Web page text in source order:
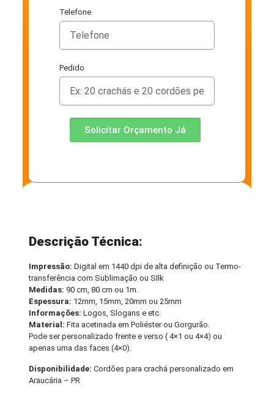
Telefone
Pedido
Solicitar Orçamento Já
Descrição Técnica:
Impressão: Digital em 1440 dpi de alta definição ou Termo-
transferência com Sublimação ou SIlk
Medidas: 90 cm, 80 cm ou 1m.
Espessura: 12mm, 15mm, 20mm ou 25mm
Informações:Logos, Slogans e etc.
Material: Fita acetinada em Poliéster ou Gorgurão.
Pode ser personalizado frente e verso ( 4×1 ou 4×4) ou
apenas uma das faces (4×0).
Disponibilidade:Cordões para crachá personalizado em
Araucária – PR